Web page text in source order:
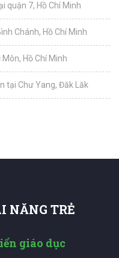
quận 7, Hồ Chí Minh
Chánh, Hồ Chí Minh
Hồ Chí Minh
tại Chư Yang, Đăk Lăk
NĂNG TRẺ
giáo dục